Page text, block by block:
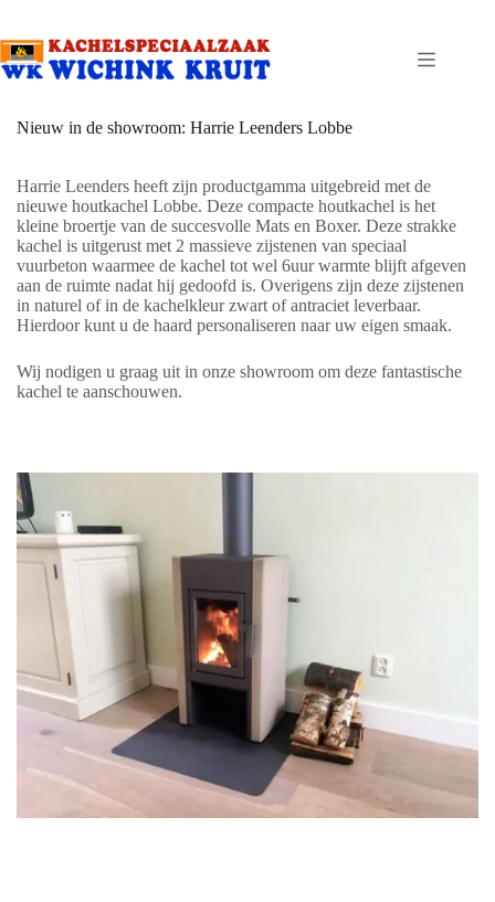
de
inhoud
Nieuw in de showroom: Harrie Leenders Lobbe
Harrie Leenders heeft zijn productgamma uitgebreid met de
nieuwe houtkachel Lobbe. Deze compacte houtkachel is het
kleine broertje van de succesvolle Mats en Boxer. Deze strakke
kachel is uitgerust met 2 massieve zijstenen van speciaal
vuurbeton waarmee de kachel tot wel 6uur warmte blijft afgeven
aan de ruimte nadat hij gedoofd is. Overigens zijn deze zijstenen
in naturel of in de kachelkleur zwart of antraciet leverbaar.
Hierdoor kunt u de haard personaliseren naar uw eigen smaak.
Wij nodigen u graag uit in onze showroom om deze fantastische
kachel te aanschouwen.